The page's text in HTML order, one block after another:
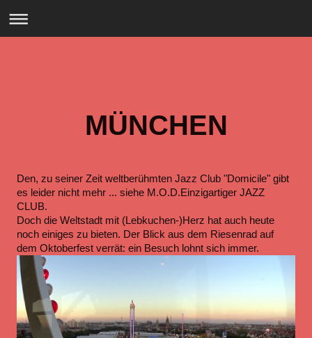
MÜNCHEN
Den, zu seiner Zeit weltberühmten Jazz Club "Domicile" gibt
es leider nicht mehr ... siehe M.O.D.Einzigartiger JAZZ
CLUB.
Doch die Weltstadt mit (Lebkuchen-)Herz hat auch heute
noch einiges zu bieten. Der Blick aus dem Riesenrad auf
dem Oktoberfest verrät: ein Besuch lohnt sich immer.